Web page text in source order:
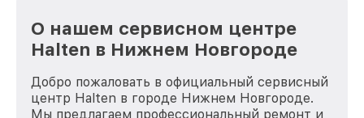
О нашем сервисном центре
Halten в Нижнем Новгороде
Добро пожаловать в официальный сервисный
центр Halten в городе Нижнем Новгороде.
Мы предлагаем профессиональный ремонт и